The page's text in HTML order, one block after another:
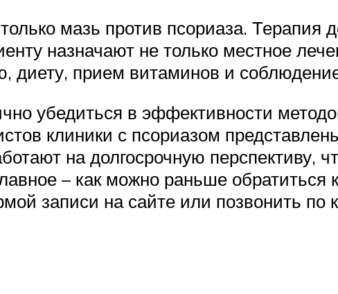
мазь против псориаза. Терапия
назначают не только местное
прием витаминов и
убедиться в эффективности
клиники с псориазом
на долгосрочную перспективу,
– как можно раньше обратиться
записи на сайте или позвонить по